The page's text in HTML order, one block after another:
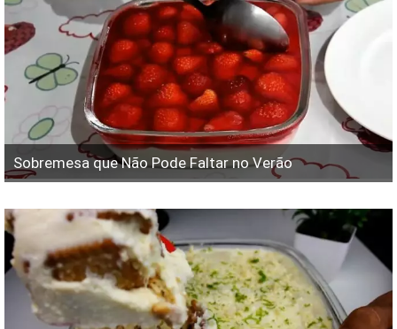
Sobremesa que Não Pode Faltar no Verão